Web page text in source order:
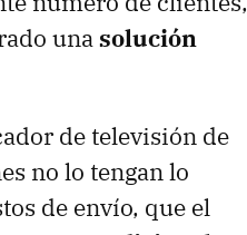
unasolución
de televisión de
no lo tengan lo
de envío, que el